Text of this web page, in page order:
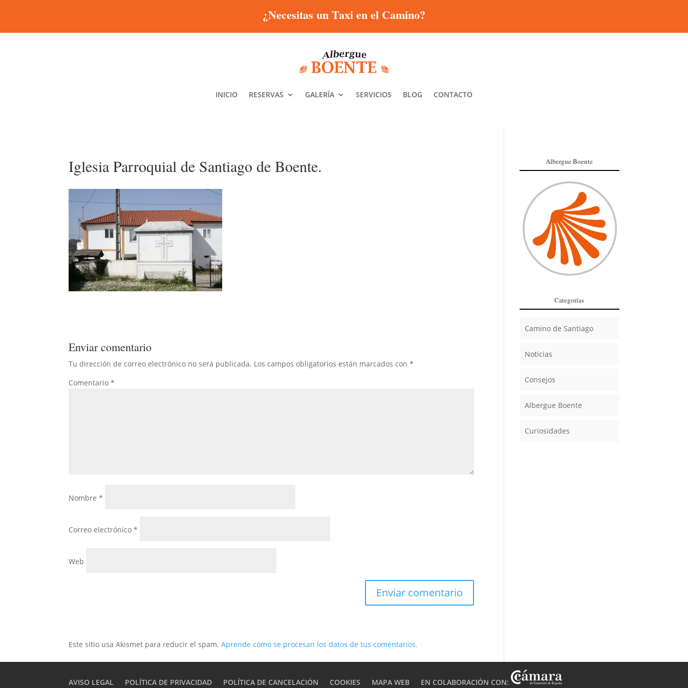
¿Necesitas un Taxi en el Camino?
INICIO RESERVAS GALERÍA SERVICIOS BLOG CONTACTO
Iglesia Parroquial de Santiago de Boente.
Enviar comentario
Tu dirección de correo electrónico no será publicada. Los campos obligatorios están marcados con*
Comentario*
Nombre*
Correo electrónico*
Web
Este sitio usa Akismet para reducir el spam.Aprende cómo se procesan los datos de tus comentarios.
Albergue Boente
Categorías
Camino de Santiago
Noticias
Consejos
Albergue Boente
Curiosidades
AVISO LEGAL POLÍTICA DE PRIVACIDAD POLÍTICA DE CANCELACIÓN COOKIES MAPA WEB EN COLABORACIÓN CON: